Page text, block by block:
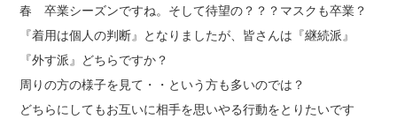
春 卒業シーズンですね。そして待望の？？？マスクも卒業？
『着用は個人の判断』となりましたが、皆さんは『継続派』
『外す派』どちらですか？
周りの方の様子を見て・・という方も多いのでは？
どちらにしてもお互いに相手を思いやる行動をとりたいです